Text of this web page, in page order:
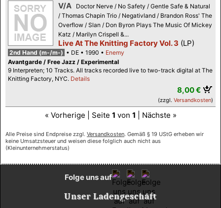
V/A
Doctor Nerve / No Safety / Gentle Safe & Natural
/ Thomas Chapin Trio / Negativland / Brandon Ross' The
Overflow / Slan / Don Byron Plays The Music Of Mickey
Katz / Marilyn Crispell &...
Live At The Knitting Factory Vol. 3 (LP)
2nd Hand (m-/m-) DE 1990
Enemy
Avantgarde / Free Jazz / Experimental
9 Interpreten; 10 Tracks. All tracks recorded live to two-track digital at The
Knitting Factory, NYC. Details
8,00 €
(zzgl. Versandkosten)
« Vorherige | Seite 1 von 1 | Nächste »
Alle Preise sind Endpreise zzgl. Versandkosten. Gemäß § 19 UStG erheben wir
keine Umsatzsteuer und weisen diese folglich auch nicht aus
(Kleinunternehmerstatus)
Unser Ladengeschäft
Folge uns auf